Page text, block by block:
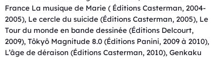
France La musique de Marie ( Éditions Casterman, 2004-
2005), Le cercle du suicide (Éditions Casterman, 2005), Le
Tour du monde en bande dessinée (Éditions Delcourt,
2009), Tôkyô Magnitude 8.0 (Éditions Panini, 2009 à 2010),
L’âge de déraison (Éditions Casterman, 2010), Genkaku